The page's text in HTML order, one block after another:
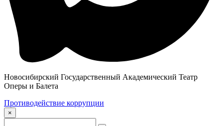
Новосибирский Государственный Академический Театр
Оперы и Балета
Противодействие коррупции
×